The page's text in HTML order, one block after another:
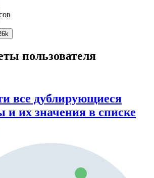
пользователя
все дублирующиеся
и их значения в списке